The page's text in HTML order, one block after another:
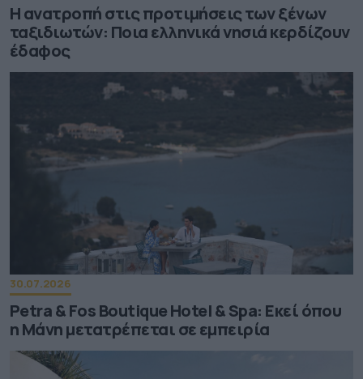
Η ανατροπή στις προτιμήσεις των ξένων
ταξιδιωτών: Ποια ελληνικά νησιά κερδίζουν
έδαφος
30.07.2026
Petra & Fos Boutique Hotel & Spa: Εκεί όπου
η Μάνη μετατρέπεται σε εμπειρία